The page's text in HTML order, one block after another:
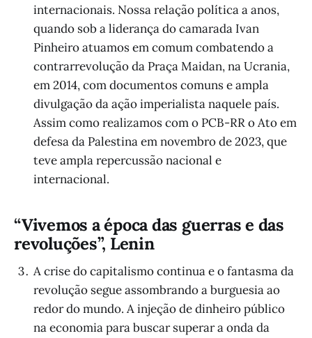
internacionais. Nossa relação política a anos,
quando sob a liderança do camarada Ivan
Pinheiro atuamos em comum combatendo a
contrarrevolução da Praça Maidan, na Ucrania,
em 2014, com documentos comuns e ampla
divulgação da ação imperialista naquele país.
Assim como realizamos com o PCB-RR o Ato em
defesa da Palestina em novembro de 2023, que
teve ampla repercussão nacional e
internacional.
“Vivemos a época das guerras e das
revoluções”, Lenin
A crise do capitalismo continua e o fantasma da
revolução segue assombrando a burguesia ao
redor do mundo. A injeção de dinheiro público
na economia para buscar superar a onda da